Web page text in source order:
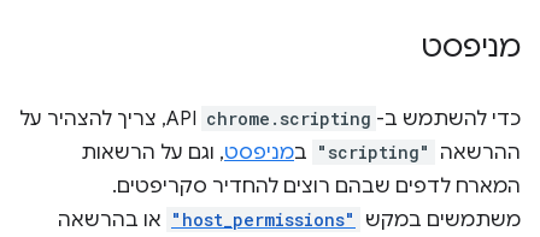
מניפסט
כדי להשתמש ב- chrome.scripting
API, צריך להצהיר על
ההרשאה
"scripting" במניפסט, וגם על הרשאות
המארח לדפים שבהם רוצים להחדיר סקריפטים.
משתמשים במקש
"host_permissions" או בהרשאה